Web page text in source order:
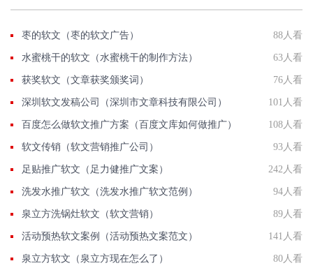
枣的软文（枣的软文广告） 88人看
水蜜桃干的软文（水蜜桃干的制作方法） 63人看
获奖软文（文章获奖颁奖词） 76人看
深圳软文发稿公司（深圳市文章科技有限公司） 101人看
百度怎么做软文推广方案（百度文库如何做推广） 108人看
软文传销（软文营销推广公司） 93人看
足贴推广软文（足力健推广文案） 242人看
洗发水推广软文（洗发水推广软文范例） 94人看
泉立方洗锅灶软文（软文营销） 89人看
活动预热软文案例（活动预热文案范文） 141人看
泉立方软文（泉立方现在怎么了） 80人看